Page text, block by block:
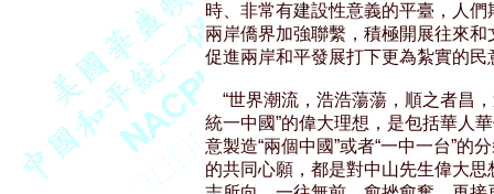
時、非常有建設性意義的平臺，人
兩岸僑界加強聯繫，積極開展往來
促進兩岸和平發展打下更為紮實的民
“世界潮流，浩浩蕩蕩，順之者昌
統一中國”的偉大理想，是包括華人
意製造“兩個中國”或者“一中一台”的
的共同心願，都是對中山先生偉大